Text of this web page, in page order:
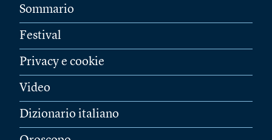
Sommario
Festival
Privacy e cookie
Video
Dizionario italiano